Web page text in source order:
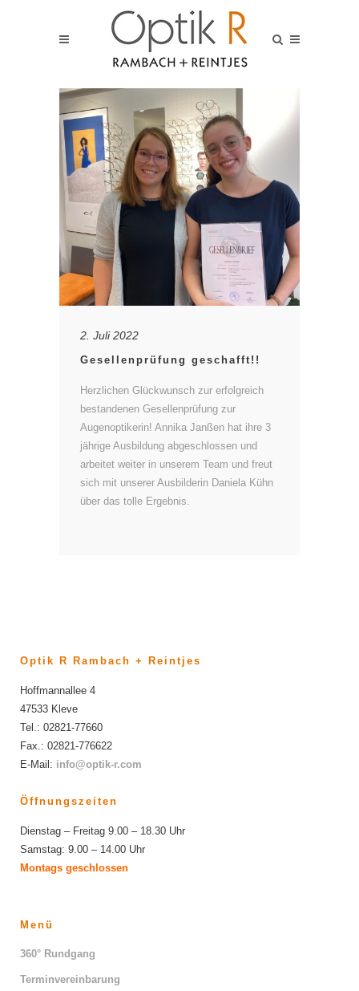
2. Juli 2022
Gesellenprüfung geschafft!!
Herzlichen Glückwunsch zur erfolgreich
bestandenen Gesellenprüfung zur
Augenoptikerin! Annika Janßen hat ihre 3
jährige Ausbildung abgeschlossen und
arbeitet weiter in unserem Team und freut
sich mit unserer Ausbilderin Daniela Kühn
über das tolle Ergebnis.
Optik R Rambach + Reintjes
Hoffmannallee 4
47533 Kleve
Tel.: 02821-77660
Fax.: 02821-776622
E-Mail: info@optik-r.com
Öffnungszeiten
Dienstag – Freitag 9.00 – 18.30 Uhr
Samstag: 9.00 – 14.00 Uhr
Montags geschlossen
Menü
360° Rundgang
Terminvereinbarung